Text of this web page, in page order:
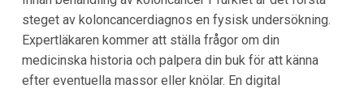
steget av koloncancerdiagnos en fysisk undersökning.
Expertläkaren kommer att ställa frågor om din
medicinska historia och palpera din buk för att känna
efter eventuella massor eller knölar. En digital